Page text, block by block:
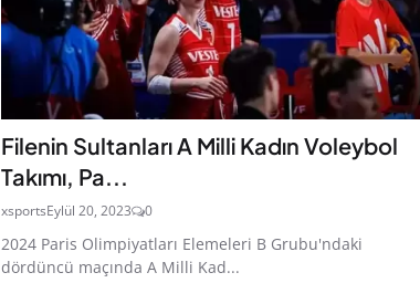
Filenin Sultanları A Milli Kadın Voleybol
Takımı, Pa...
xsportsEylül 20, 2023 0
2024 Paris Olimpiyatları Elemeleri B Grubu'ndaki
dördüncü maçında A Milli Kad...